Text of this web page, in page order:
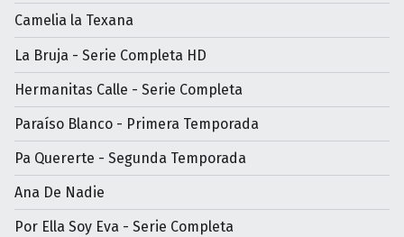
Camelia la Texana
La Bruja - Serie Completa HD
Hermanitas Calle - Serie Completa
Paraíso Blanco - Primera Temporada
Pa Quererte - Segunda Temporada
Ana De Nadie
Por Ella Soy Eva - Serie Completa